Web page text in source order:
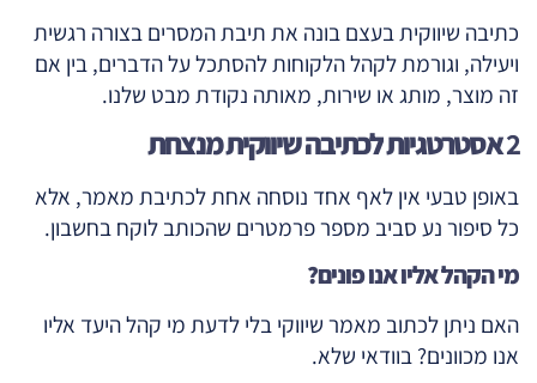
כתיבה שיווקית בעצם בונה את תיבת המסרים בצורה רגשית
ויעילה, וגורמת לקהל הלקוחות להסתכל על הדברים, בין אם
זה מוצר, מותג או שירות, מאותה נקודת מבט שלנו.
2אסטרטגיות לכתיבה שיווקית מנצחת
באופן טבעי אין לאף אחד נוסחה אחת לכתיבת מאמר, אלא
כל סיפור נע סביב מספר פרמטרים שהכותב לוקח בחשבון.
מי הקהל אליו אנו פונים?
האם ניתן לכתוב מאמר שיווקי בלי לדעת מי קהל היעד אליו
אנו מכוונים? בוודאי שלא.